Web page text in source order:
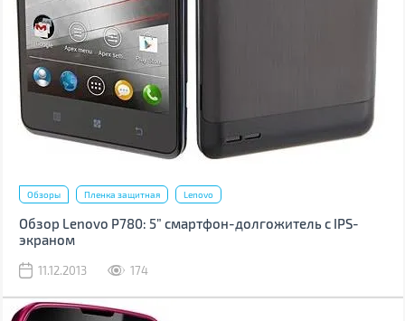
Обзоры Пленка защитная Lenovo
Обзор Lenovo P780: 5” смартфон-долгожитель с IPS-
экраном
11.12.2013 174